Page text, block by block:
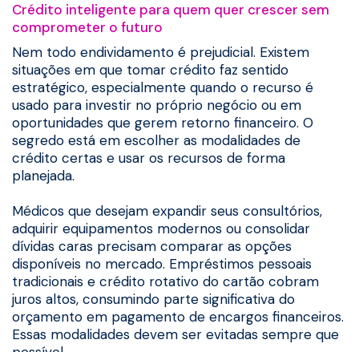
Crédito inteligente para quem quer crescer sem
comprometer o futuro
Nem todo endividamento é prejudicial. Existem
situações em que tomar crédito faz sentido
estratégico, especialmente quando o recurso é
usado para investir no próprio negócio ou em
oportunidades que gerem retorno financeiro. O
segredo está em escolher as modalidades de
crédito certas e usar os recursos de forma
planejada.
Médicos que desejam expandir seus consultórios,
adquirir equipamentos modernos ou consolidar
dívidas caras precisam comparar as opções
disponíveis no mercado. Empréstimos pessoais
tradicionais e crédito rotativo do cartão cobram
juros altos, consumindo parte significativa do
orçamento em pagamento de encargos financeiros.
Essas modalidades devem ser evitadas sempre que